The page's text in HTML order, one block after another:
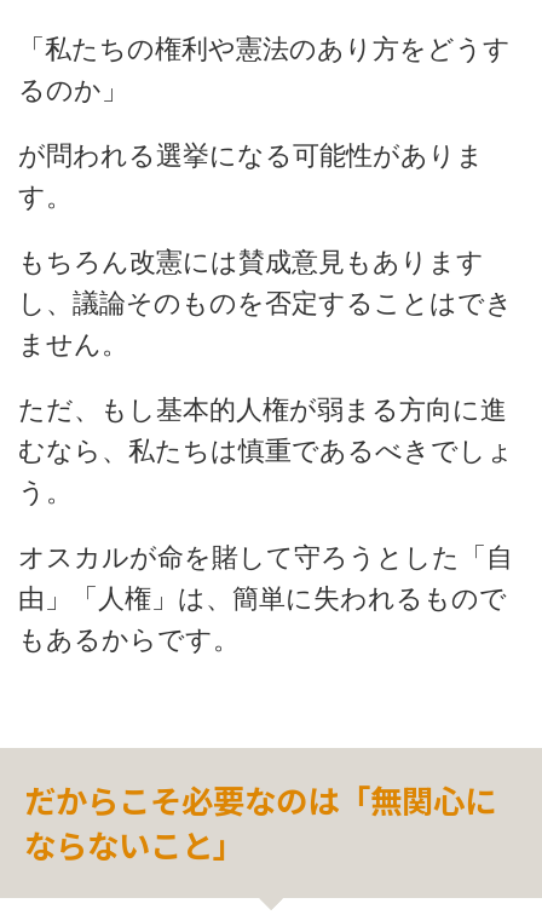
「私たちの権利や憲法のあり方をどうす
るのか」
が問われる選挙になる可能性がありま
す。
もちろん改憲には賛成意見もあります
し、議論そのものを否定することはでき
ません。
ただ、もし基本的人権が弱まる方向に進
むなら、私たちは慎重であるべきでしょ
う。
オスカルが命を賭して守ろうとした「自
由」「人権」は、簡単に失われるもので
もあるからです。
だからこそ必要なのは「無関心に
ならないこと」